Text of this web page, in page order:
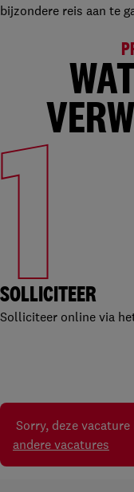
bijzondere reis aan te
1
SOLLICITEER
Solliciteer online via
Sorry, deze
andere vacatures